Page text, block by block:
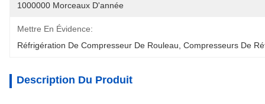
1000000 Morceaux D'année
Mettre En Évidence:
Réfrigération De Compresseur De Rouleau Compresseurs De
Description Du Produit